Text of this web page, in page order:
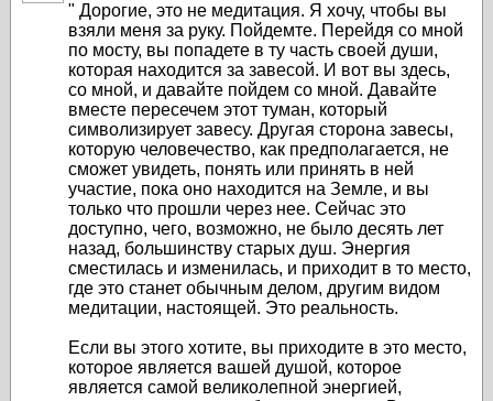
" Дорогие, это не медитация. Я хочу, чтобы вы
взяли меня за руку. Пойдемте. Перейдя со мной
по мосту, вы попадете в ту часть своей души,
которая находится за завесой. И вот вы здесь,
со мной, и давайте пойдем со мной. Давайте
вместе пересечем этот туман, который
символизирует завесу. Другая сторона завесы,
которую человечество, как предполагается, не
сможет увидеть, понять или принять в ней
участие, пока оно находится на Земле, и вы
только что прошли через нее. Сейчас это
доступно, чего, возможно, не было десять лет
назад, большинству старых душ. Энергия
сместилась и изменилась, и приходит в то место,
где это станет обычным делом, другим видом
медитации, настоящей. Это реальность.
Если вы этого хотите, вы приходите в это место,
которое является вашей душой, которое
является самой великолепной энергией,